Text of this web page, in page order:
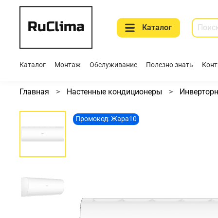
Каталог
Каталог Монтаж Обслуживание Полезно знать
Главная Настенные кондиционеры
Промокод: Жара10